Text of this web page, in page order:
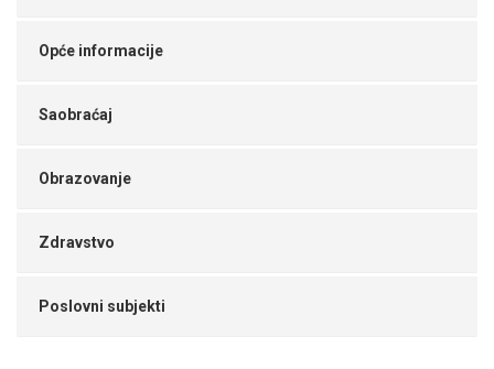
Opće informacije
Saobraćaj
Obrazovanje
Zdravstvo
Poslovni subjekti